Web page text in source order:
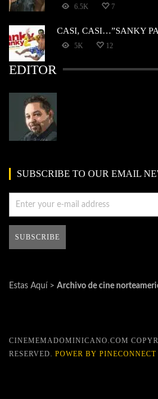
6.5K 7
CASI, CASI…”SANKY
5K 12
EDITOR
SUBSCRIBE TO OUR EMAIL
Estas Aquí > Archivo de cine
CINEMEMADOMINICANO.COM
RESERVED. POWER BY PINECONNECT